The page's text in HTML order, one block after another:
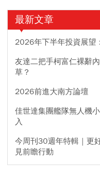
最新文章
2026年下半年投資展望
友達二把手柯富仁裸辭
草？
2026前進大南方論壇
佳世達集團艦隊無人機
入
今周刊30週年特輯｜更
見前瞻行動